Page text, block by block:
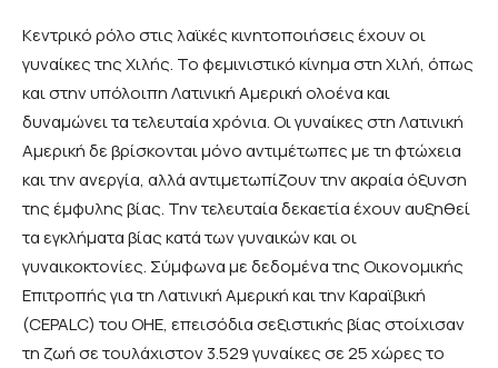
Κεντρικό ρόλο στις λαϊκές κινητοποιήσεις έχουν οι
γυναίκες της Χιλής. Το φεμινιστικό κίνημα στη Χιλή, όπως
και στην υπόλοιπη Λατινική Αμερική ολοένα και
δυναμώνει τα τελευταία χρόνια. Οι γυναίκες στη Λατινική
Αμερική δε βρίσκονται μόνο αντιμέτωπες με τη φτώχεια
και την ανεργία, αλλά αντιμετωπίζουν την ακραία όξυνση
της έμφυλης βίας. Την τελευταία δεκαετία έχουν αυξηθεί
τα εγκλήματα βίας κατά των γυναικών και οι
γυναικοκτονίες. Σύμφωνα με δεδομένα της Οικονομικής
Επιτροπής για τη Λατινική Αμερική και την Καραϊβική
(CEPALC) του ΟΗΕ, επεισόδια σεξιστικής βίας στοίχισαν
τη ζωή σε τουλάχιστον 3.529 γυναίκες σε 25 χώρες το